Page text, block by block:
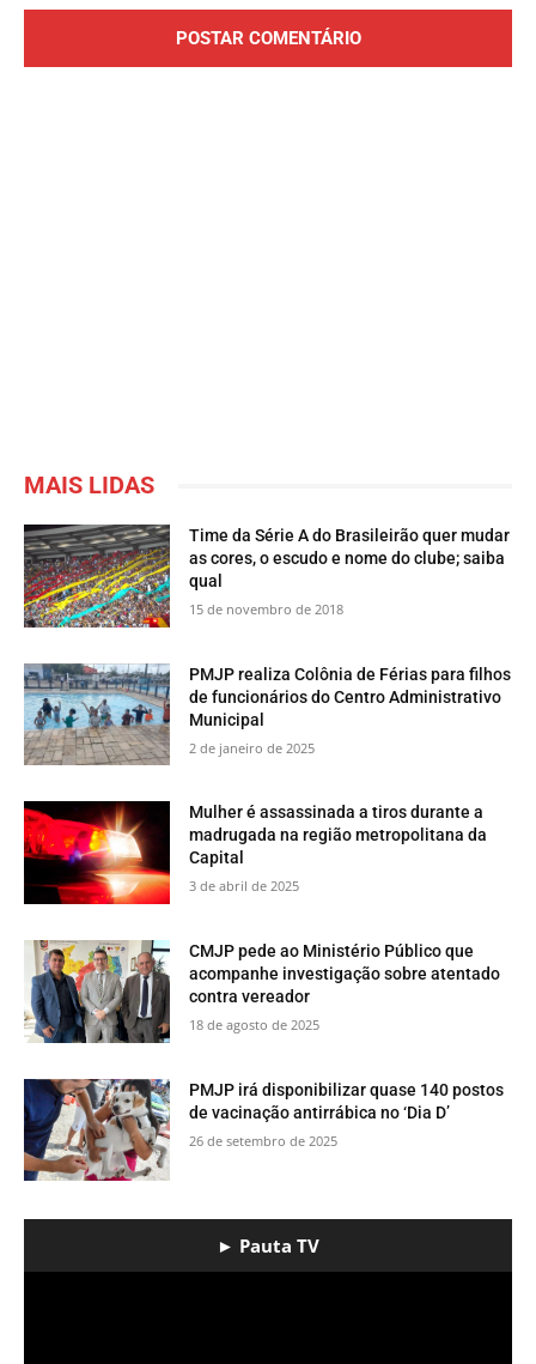
MAIS LIDAS
Time da Série A do Brasileirão quer mudar
as cores, o escudo e nome do clube; saiba
qual
15 de novembro de 2018
PMJP realiza Colônia de Férias para filhos
de funcionários do Centro Administrativo
Municipal
2 de janeiro de 2025
Mulher é assassinada a tiros durante a
madrugada na região metropolitana da
Capital
3 de abril de 2025
CMJP pede ao Ministério Público que
acompanhe investigação sobre atentado
contra vereador
18 de agosto de 2025
PMJP irá disponibilizar quase 140 postos
de vacinação antirrábica no ‘Dia D’
26 de setembro de 2025
► Pauta TV